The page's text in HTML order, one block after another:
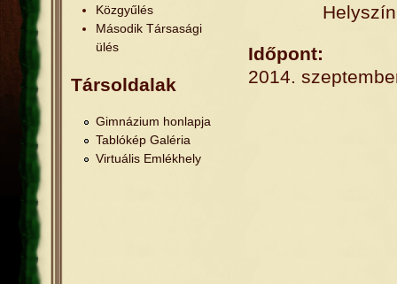
Időpont:
2014.
Közgyűlés
Második Társasági
ülés
Társoldalak
Gimnázium honlapja
Tablókép Galéria
Virtuális Emlékhely